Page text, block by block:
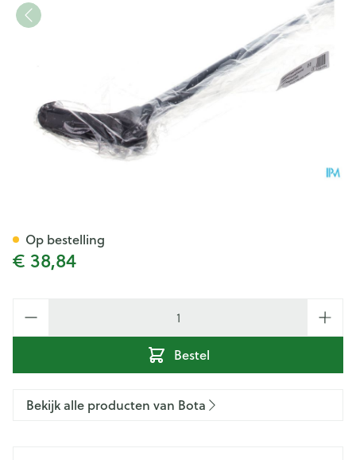
€ 38,84
Bestel
Op bestelling
Bekijk alle producten van Bota